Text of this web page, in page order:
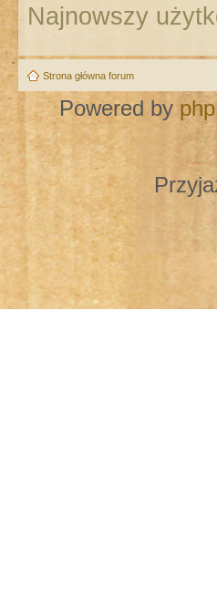
Najnowszy
Strona główna forum
Powered by